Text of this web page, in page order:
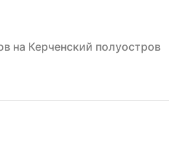
на Керченский полуостров